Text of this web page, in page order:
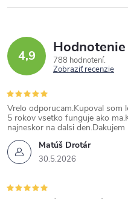
4,9
788 hodnotení
Zobraziť recenzie
Matúš Drotár
30.5.2026
Vrelo odporucam.Kupoval som
5 rokov vsetko funguje ako
najneskor na dalsi den.Dakujem